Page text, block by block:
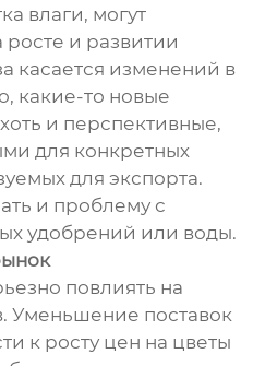
влаги, могут
росте и развитии
касается изменений в
какие-то новые
и перспективные,
для конкретных
для экспорта.
и проблему с
удобрений или воды.
повлиять на
Уменьшение поставок
к росту цен на цветы